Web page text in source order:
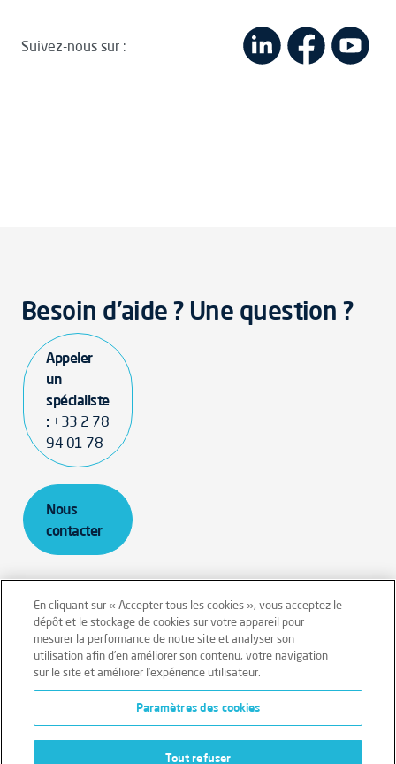
Suivez-nous sur :
Besoin d'aide ? Une question ?
Appeler
un
spécialiste
: +33 2 78
94 01 78
Nous
contacter
Mentions légales
Conditions générales
Données personnelles
Données personnelles – Volontaires
Cookies
En cliquant sur « Accepter tous les cookies », vous acceptez le
dépôt et le stockage de cookies sur votre appareil pour
mesurer la performance de notre site et analyser son
utilisation afin d’en améliorer son contenu, votre navigation
sur le site et améliorer l’expérience utilisateur.
Paramètres des cookies
Tout refuser